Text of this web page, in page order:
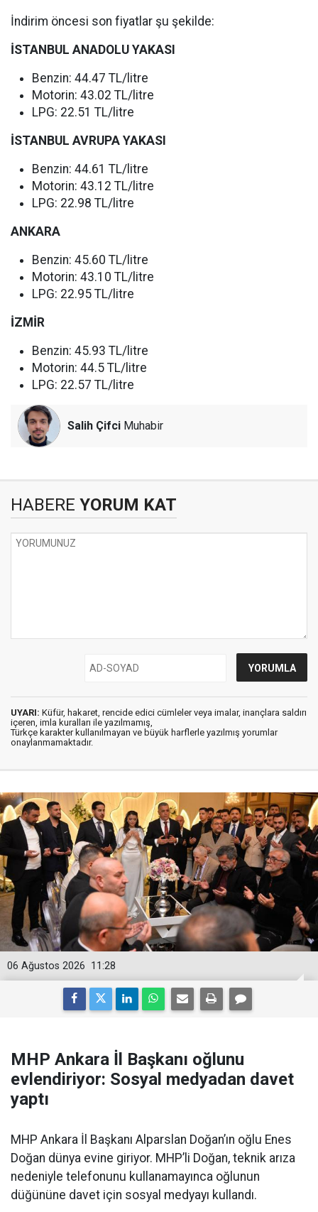
İndirim öncesi son fiyatlar şu şekilde:
İSTANBUL ANADOLU YAKASI
Benzin: 44.47 TL/litre
Motorin: 43.02 TL/litre
LPG: 22.51 TL/litre
İSTANBUL AVRUPA YAKASI
Benzin: 44.61 TL/litre
Motorin: 43.12 TL/litre
LPG: 22.98 TL/litre
ANKARA
Benzin: 45.60 TL/litre
Motorin: 43.10 TL/litre
LPG: 22.95 TL/litre
İZMİR
Benzin: 45.93 TL/litre
Motorin: 44.5 TL/litre
LPG: 22.57 TL/litre
Salih Çifci Muhabir
HABERE YORUM KAT
UYARI: Küfür, hakaret, rencide edici cümleler veya imalar, inançlara saldırı
içeren, imla kuralları ile yazılmamış,
Türkçe karakter kullanılmayan ve büyük harflerle yazılmış yorumlar
onaylanmamaktadır.
11:28
06 Ağustos 2026
MHP Ankara İl Başkanı oğlunu
evlendiriyor: Sosyal medyadan davet
yaptı
MHP Ankara İl Başkanı Alparslan Doğan’ın oğlu Enes
Doğan dünya evine giriyor. MHP’li Doğan, teknik arıza
nedeniyle telefonunu kullanamayınca oğlunun
düğününe davet için sosyal medyayı kullandı.